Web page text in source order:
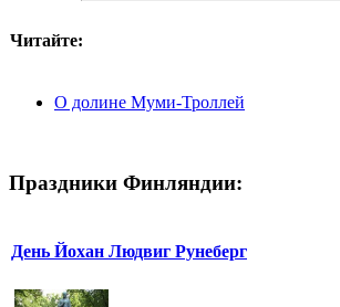
Читайте:
О долине Муми-Троллей
Праздники Финляндии:
День Йохан Людвиг Рунеберг